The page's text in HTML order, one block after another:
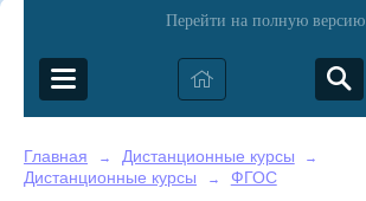
Перейти на полную версию
Главная → Дистанционные курсы →
Дистанционные курсы → ФГОС